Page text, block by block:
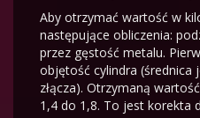
Aby otrzymać wartość w
następujące obliczenia:
przez gęstość metalu.
objętość cylindra (średnica
złącza). Otrzymaną
1,4 do 1,8. To jest korekta